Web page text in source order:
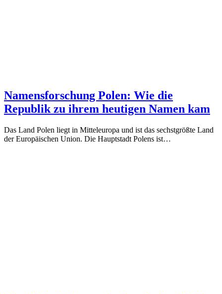
Namensforschung Polen: Wie die
Republik zu ihrem heutigen Namen kam
Das Land Polen liegt in Mitteleuropa und ist das sechstgrößte Land
der Europäischen Union. Die Hauptstadt Polens ist…